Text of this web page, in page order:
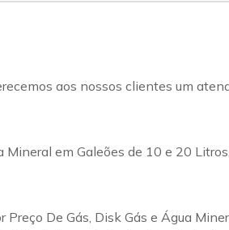
aos nossos clientes um
em Galeões de 10 e 20
Preço De Gás, Disk Gás e Água